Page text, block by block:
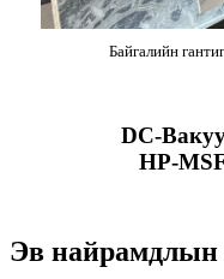
Байгалийн
DC-
HP-
Эв найрамдлын